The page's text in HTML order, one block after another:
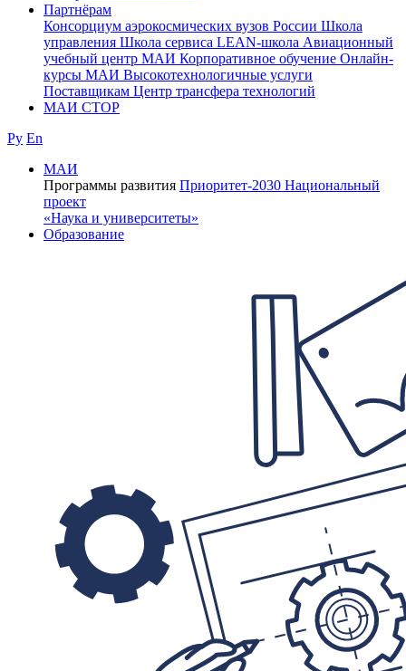
Партнёрам
Консорциум аэрокосмических вузов России Школа
управления Школа сервиса LEAN-школа Авиационный
учебный центр МАИ Корпоративное обучение Онлайн-
курсы МАИ Высокотехнологичные услуги
Поставщикам Центр трансфера технологий
МАИ СТОР
Ру En
МАИ
Программы развития Приоритет-2030 Национальный
проект
«Наука и университеты»
Образование